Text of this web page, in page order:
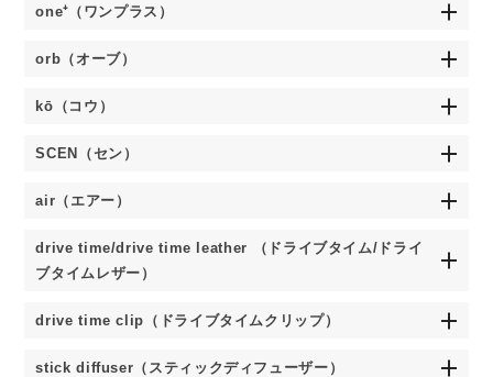
one⁺（ワンプラス）
orb（オーブ）
kō（コウ）
SCEN（セン）
air（エアー）
drive time/drive time leather （ドライブタイム/ドライ
ブタイムレザー）
drive time clip（ドライブタイムクリップ）
stick diffuser（スティックディフューザー）